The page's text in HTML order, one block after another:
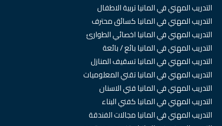
التدريب المهني في المانيا تربية الاطفال
التدريب المهني في المانيا كسائق محترف
التدريب المهني في المانيا اخصائي الطوارئ
التدريب المهني في المانيا بائع / بائعة
التدريب المهني في المانيا تسقيف المنازل
التدريب المهني في المانيا تقني المعلوميات
التدريب المهني في المانيا فني الاسنان
التدريب المهني في المانيا كفني البناء
التدريب المهني في المانيا مجالات الفندقة